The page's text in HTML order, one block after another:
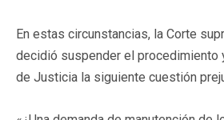
En estas circunstancias, la Corte
decidió suspender el procedimiento
de Justicia la siguiente cuestión